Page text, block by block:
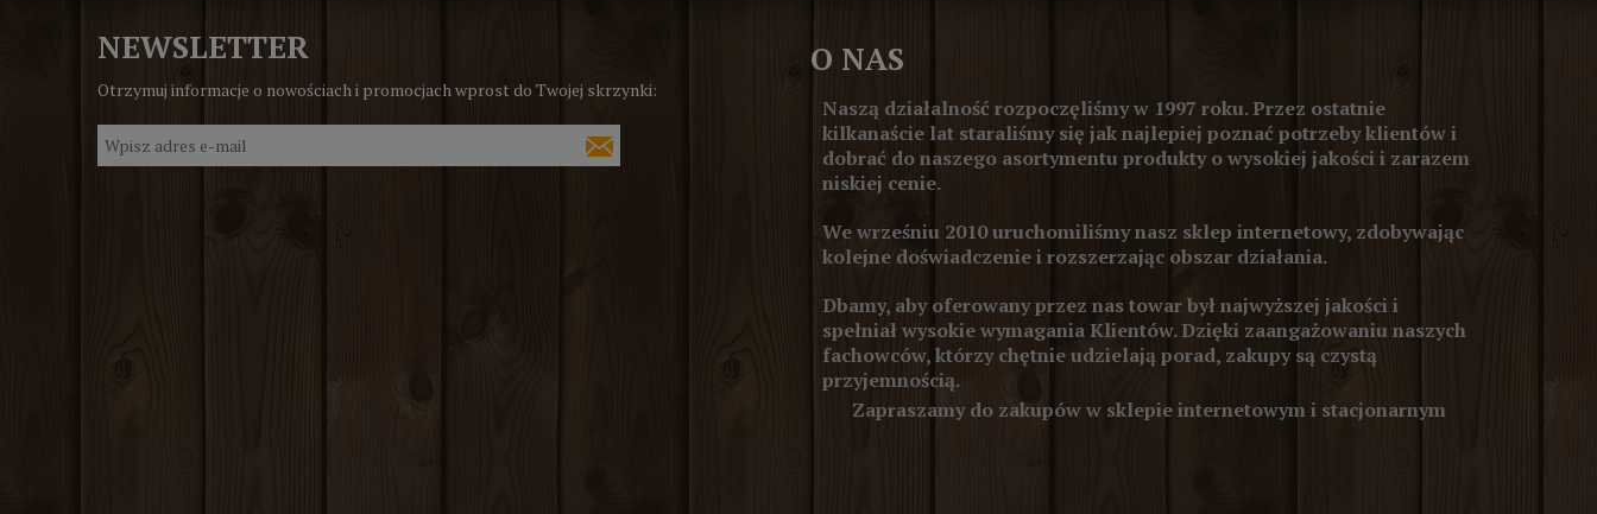
NEWSLETTER
Otrzymuj informacje o nowościach i promocjach wprost do Twojej skrzynki:
O NAS
Naszą działalność rozpoczęliśmy w 1997 roku. Przez ostatnie
kilkanaście lat staraliśmy się jak najlepiej poznać potrzeby klientów i
dobrać do naszego asortymentu produkty o wysokiej jakości i zarazem
niskiej cenie.
We wrześniu 2010 uruchomiliśmy nasz sklep internetowy, zdobywając
kolejne doświadczenie i rozszerzając obszar działania.
Dbamy, aby oferowany przez nas towar był najwyższej jakości i
spełniał wysokie wymagania Klientów. Dzięki zaangażowaniu naszych
fachowców, którzy chętnie udzielają porad, zakupy są czystą
przyjemnością.
Zapraszamy do zakupów w sklepie internetowym i stacjonarnym